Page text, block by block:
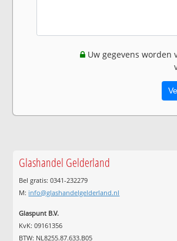
Uw gegevens worden
Glashandel Gelderland
Bel gratis: 0341-232279
M: info@glashandelgelderland.nl
Glaspunt B.V.
KvK: 09161356
BTW: NL8255.87.633.B05